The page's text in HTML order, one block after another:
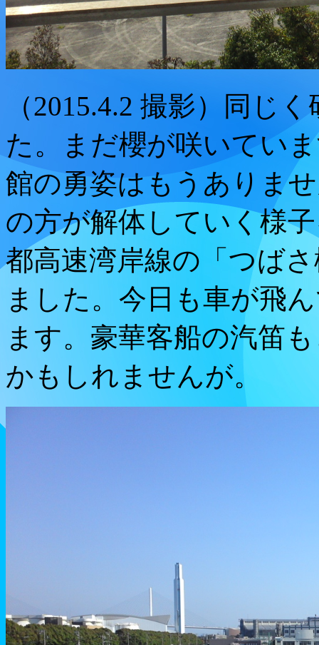
（2015.4.2 撮影）同じ
た。まだ櫻が咲いてい
館の勇姿はもうありま
の方が解体していく様
都高速湾岸線の「つば
ました。今日も車が飛
ます。豪華客船の汽笛
かもしれませんが。